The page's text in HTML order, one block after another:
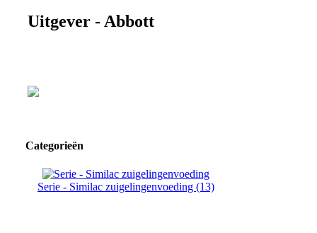
Uitgever - Abbott
Categorieën
Serie - Similac zuigelingenvoeding (13)